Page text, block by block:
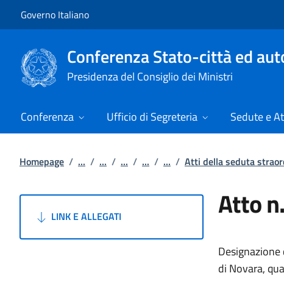
Governo Italiano
Conferenza Stato-città ed
Presidenza del Consiglio dei Ministri
Conferenza Ufficio di Segreteria Sedute e
Homepage / ... / ... / ... / ... / ... / Atti della seduta
LINK E ALLEGATI Atto
di Novara,